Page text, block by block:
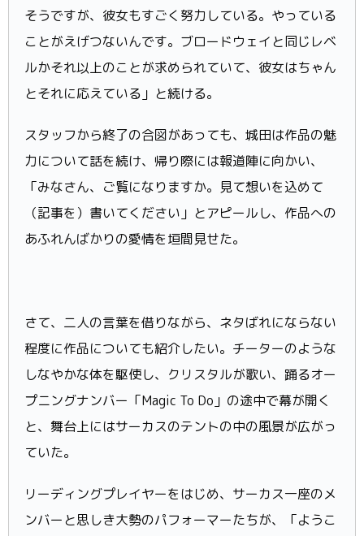
そうですが、彼女もすごく努力している。やっている
ことがえげつないんです。ブロードウェイと同じレベ
ルかそれ以上のことが求められていて、彼女はちゃん
とそれに応えている」と続ける。
スタッフから終了の合図があっても、城田は作品の魅
力について話を続け、帰り際には報道陣に向かい、
「みなさん、ご覧になりますか。見て想いを込めて
（記事を）書いてください」とアピールし、作品への
あふれんばかりの愛情を垣間見せた。
さて、二人の言葉を借りながら、ネタばれにならない
程度に作品についても紹介したい。チーターのような
しなやかな体を駆使し、クリスタルが歌い、踊るオー
プニングナンバー「Magic To Do」の途中で幕が開く
と、舞台上にはサーカスのテントの中の風景が広がっ
ていた。
リーディングプレイヤーをはじめ、サーカス一座のメ
ンバーと思しき大勢のパフォーマーたちが、「ようこ